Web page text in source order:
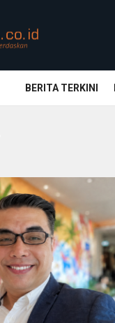
BERITA TERKINI